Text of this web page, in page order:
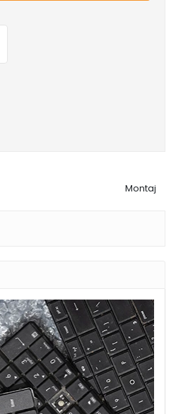
Montaj